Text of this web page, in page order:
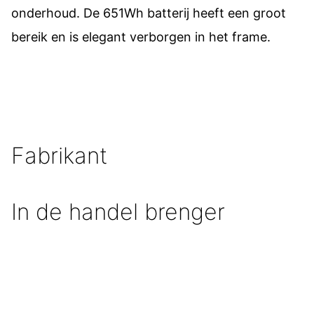
onderhoud. De 651Wh batterij heeft een groot
bereik en is elegant verborgen in het frame.
Fabrikant
In de handel brenger